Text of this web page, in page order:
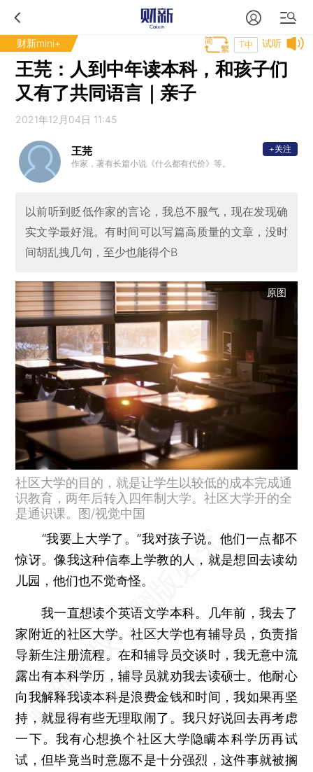
财新mini+ 试听
T中
王芫：人到中年读本科，和孩子们
又有了共同语言｜亲子
2021年12月04日 11:45
王芫
作家，著有长篇小说《什么都有代价》等。
+关注
以前听到贬低作家的言论，我总不服气，现在发现确
实文学最好混。有时间可以写篇高质量的文章，没时
间胡乱拽几句，至少也能得个B
原图
社区大学的目的，就是让学生以较低的成本完成通
识教育，两年后转入四年制大学。社区大学开的全
是通识课。图/视觉中国
“我要上大学了。”我对孩子说。他们一点都不
惊讶。像我这种信奉上学教的人，就是想回去读幼
儿园，他们也不觉奇怪。
我一直想读个英语文学本科。几年前，我去了
家附近的社区大学。社区大学也有辅导员，负责指
导新生注册流程。在和辅导员交谈时，我无意中流
露出有本科学历，辅导员就劝我去读硕士。他耐心
向我解释我读本科是浪费金钱和时间，我如果再坚
持，就显得有些无理取闹了。我只好说回去再考虑
一下。我有心想换个社区大学隐瞒本科学历再试
试，但毕竟当时意愿不是十分强烈，这件事就被搁